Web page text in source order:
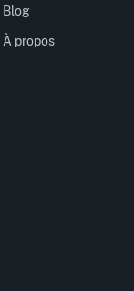
Blog
À propos